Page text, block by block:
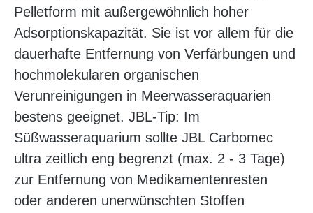
Pelletform mit außergewöhnlich hoher
Adsorptionskapazität. Sie ist vor allem für die
dauerhafte Entfernung von Verfärbungen und
hochmolekularen organischen
Verunreinigungen in Meerwasseraquarien
bestens geeignet. JBL-Tip: Im
Süßwasseraquarium sollte JBL Carbomec
ultra zeitlich eng begrenzt (max. 2 - 3 Tage)
zur Entfernung von Medikamentenresten
oder anderen unerwünschten Stoffen